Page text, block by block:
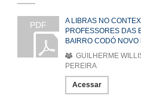
PDF
A LIBRAS NO
PROFESSORES DAS
BAIRRO CODÓ
GUILHERME
PEREIRA
Acessar